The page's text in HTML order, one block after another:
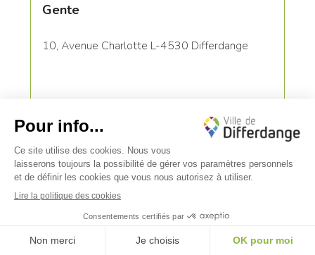
Gente
10, Avenue Charlotte L-4530 Differdange
✕
Bonjour, comment puis-je vous aider ?